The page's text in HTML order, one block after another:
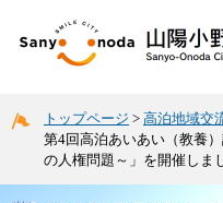
トップページ > 高泊地域交
第4回高泊あいあい（教養
の人権問題～」を開催しま